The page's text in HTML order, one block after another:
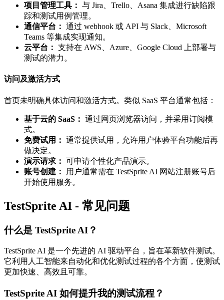
项目管理工具： 与 Jira、Trello、Asana 集成进行缺陷跟
踪和测试用例管理。
通信平台： 通过 webhook 或 API 与 Slack、Microsoft
Teams 等集成实现通知。
云平台： 支持在 AWS、Azure、Google Cloud 上部署与
测试的潜力。
访问及激活方式
首页未明确具体访问和激活方式。类似 SaaS 平台通常包括：
基于云的 SaaS： 通过网页浏览器访问，并采用订阅模
式。
免费试用： 通常提供试用，允许用户体验平台功能后再
做决定。
演示请求： 可申请个性化产品演示。
账号创建：
用户通常需在 TestSprite AI 网站注册账号后
开始使用服务。
TestSprite AI - 常见问题
什么是 TestSprite AI？
TestSprite AI 是一个先进的 AI 驱动平台，旨在革新软件测试。
它利用人工智能来自动化和优化测试过程的各个方面，使测试
更加快速、高效且可靠。
TestSprite AI 如何提升我的测试流程？